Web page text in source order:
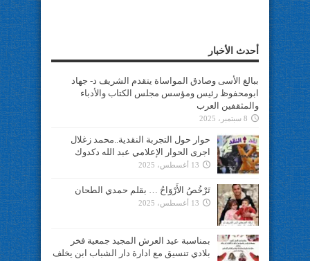
أحدث الأخبار
ببالغ الأسى وصادق المواساة يتقدم الشريف د- جهاد
ابومحفوظ رئيس ومؤسس مجلس الكتاب والأدباء
والمثقفين العرب
8 سبتمبر، 2025
حوار حول التجربة النقدية..محمد زغلال
اجرى الحوار الإعلامي عبد الله دكدوك
13 أغسطس، 2025
تَرْخُصُ الأَرْوَاحُ … بقلم حمدي الطحان
13 أغسطس، 2025
بمناسبة عيد العرش المجيد جمعية فخر
بلادي تنسيق مع ادارة دار الشباب ابن يخلف